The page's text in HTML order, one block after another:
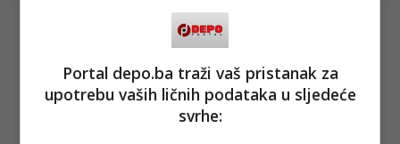
Portal depo.ba traži vaš pristanak za
upotrebu vaših ličnih podataka u sljedeće
svrhe: